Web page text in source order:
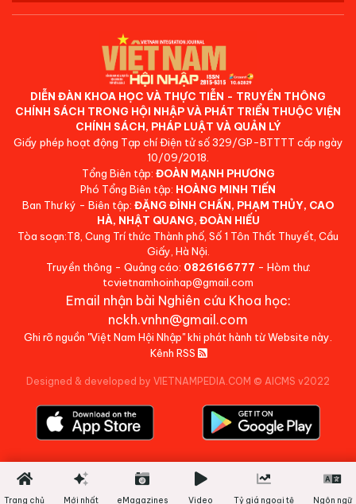
DIỄN ĐÀN KHOA HỌC VÀ THỰC TIỄN - TRUYỀN THÔNG
CHÍNH SÁCH TRONG HỘI NHẬP VÀ PHÁT TRIỂN THUỘC VIỆN
CHÍNH SÁCH, PHÁP LUẬT VÀ QUẢN LÝ
Giấy phép hoạt động Tạp chí Điện tử số 329/GP-BTTTT cấp ngày
10/09/2018.
Tổng Biên tập: ĐOÀN MẠNH PHƯƠNG
Phó Tổng Biên tập: HOÀNG MINH TIẾN
Ban Thư ký - Biên tập: ĐẶNG ĐÌNH CHẤN, PHẠM THỦY, CAO
HÀ, NHẬT QUANG, ĐOÀN HIẾU
Tòa soạn:T8, Cung Trí thức Thành phố, Số 1 Tôn Thất Thuyết, Cầu
Giấy, Hà Nội.
Truyền thông - Quảng cáo: 0826166777 - Hòm thư:
tcvietnamhoinhap@gmail.com
Email nhận bài Nghiên cứu Khoa học:
nckh.vnhn@gmail.com
Ghi rõ nguồn "Việt Nam Hội Nhập" khi phát hành từ Website này.
Kênh RSS
Designed & developed by VIETNAMPEDIA.COM © AICMS v2022
Trang chủ Mới nhất eMagazines Video Tỷ giá ngoại tệ Ngôn ngữ